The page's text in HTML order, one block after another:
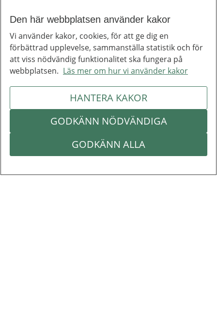
Den här webbplatsen använder kakor
Vi använder kakor, cookies, för att ge dig en
förbättrad upplevelse, sammanställa statistik och för
att viss nödvändig funktionalitet ska fungera på
webbplatsen. Läs mer om hur vi använder kakor
HANTERA KAKOR
GODKÄNN NÖDVÄNDIGA
GODKÄNN ALLA